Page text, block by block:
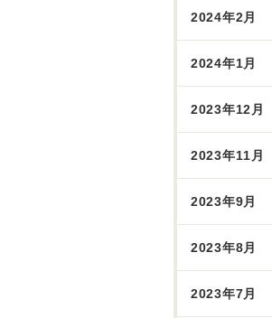
2024年2月
2024年1月
2023年12月
2023年11月
2023年9月
2023年8月
2023年7月